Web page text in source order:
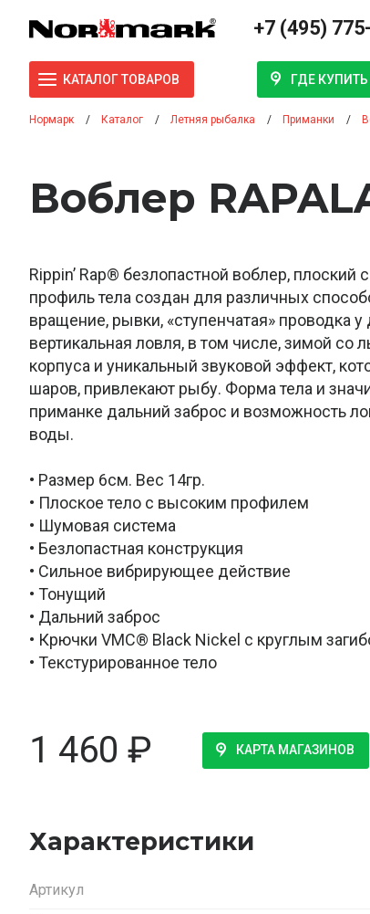
+7 (495)
КАТАЛОГ ТОВАРОВ ГДЕ КУПИТЬ
Нормарк Каталог Летняя рыбалка Приманки
Воблер
Rippin’ Rap® безлопастной воблер,
профиль тела создан для различных
вращение, рывки, «ступенчатая» проводка
вертикальная ловля, в том числе, зимой со
корпуса и уникальный звуковой эффект,
шаров, привлекают рыбу. Форма тела и
приманке дальний заброс и возможность
воды.
• Размер 6см. Вес 14гр.
• Плоское тело с высоким профилем
• Шумовая система
• Безлопастная конструкция
• Сильное вибрирующее действие
• Тонущий
• Дальний заброс
• Крючки VMC® Black Nickel с круглым
• Текстурированное тело
1 460 ₽ КАРТА МАГАЗИНОВ
Характеристики
Артикул